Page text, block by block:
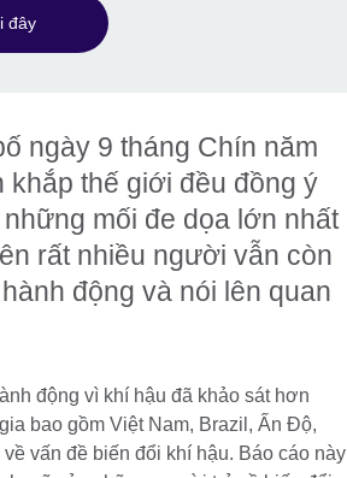
đây
ngày 9 tháng Chín năm
khắp thế giới đều đồng ý
mối đe dọa lớn nhất
rất nhiều người vẫn còn
động và nói lên quan
động vì khí hậu đã khảo sát hơn
bao gồm Việt Nam, Brazil, Ấn Độ,
vấn đề biến đổi khí hậu. Báo cáo này